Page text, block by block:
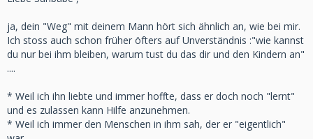
ja, dein "Weg" mit deinem Mann hört sich ähnlich an, wie bei mir.
Ich stoss auch schon früher öfters auf Unverständnis :"wie kannst
du nur bei ihm bleiben, warum tust du das dir und den Kindern an"
....
* Weil ich ihn liebte und immer hoffte, dass er doch noch "lernt"
und es zulassen kann Hilfe anzunehmen.
* Weil ich immer den Menschen in ihm sah, der er "eigentlich"